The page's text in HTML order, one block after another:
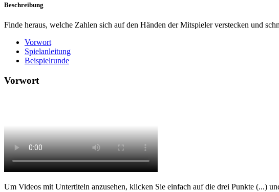
Beschreibung
Finde heraus, welche Zahlen sich auf den Händen der Mitspieler verstecken und
Vorwort
Spielanleitung
Beispielrunde
Vorwort
Um Videos mit Untertiteln anzusehen, klicken Sie einfach auf die drei Punkte (...)